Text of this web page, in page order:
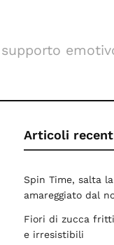
Articoli
Spin Time, salta
amareggiato dal
Fiori di zucca
e irresistibili